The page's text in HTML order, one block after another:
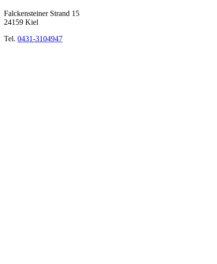
Falckensteiner Strand 15
24159 Kiel
Tel. 0431-3104947